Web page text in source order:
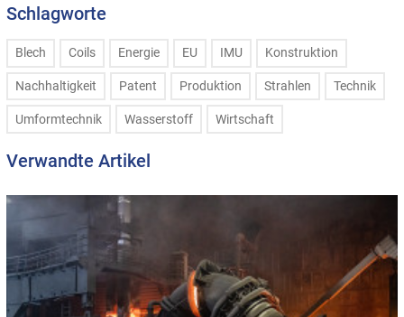
Schlagworte
Blech Coils Energie EU IMU Konstruktion
Nachhaltigkeit Patent Produktion Strahlen Technik
Umformtechnik Wasserstoff Wirtschaft
Verwandte Artikel